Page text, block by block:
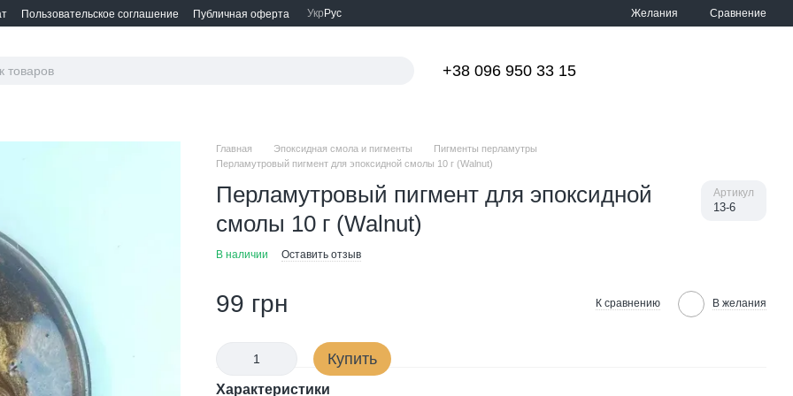
Пользовательское соглашение Публичная оферта Укр Рус Желания Сравнение
+38 096 950 33 15
Главная Эпоксидная смола и пигменты
Пигменты перламутры
Перламутровый пигмент для эпоксидной смолы 10 г (Walnut)
Перламутровый пигмент для эпоксидной
смолы 10 г (Walnut)
Артикул
13-6
В наличии Оставить отзыв
99 грн К сравнению В желания
Купить
Характеристики